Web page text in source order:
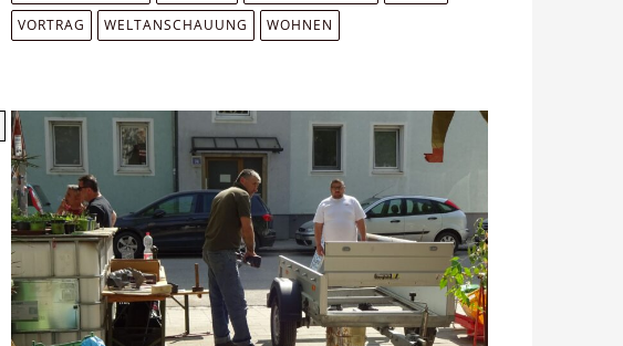
VORTRAG
WELTANSCHAUUNG WOHNEN